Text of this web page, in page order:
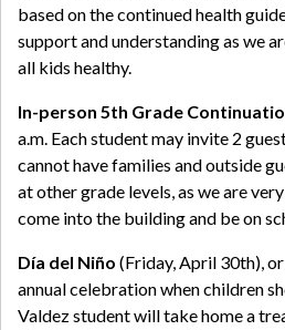
based on the continued health
support and understanding as we
all kids healthy.
In-person 5th Grade
a.m. Each student may invite 2
cannot have families and outside
at other grade levels, as we are
come into the building and be on
Día del Niño (Friday, April 30th), or
annual celebration when children
Valdez student will take home a